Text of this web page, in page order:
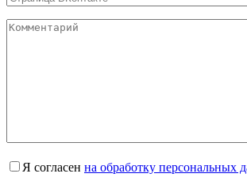
Я согласен на обработку персональных